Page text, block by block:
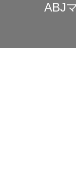
ABJ